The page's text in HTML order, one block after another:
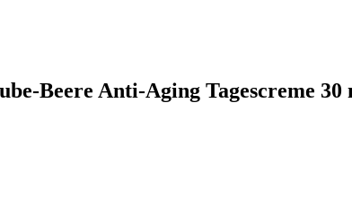
Beere Anti-Aging Tagescreme 30